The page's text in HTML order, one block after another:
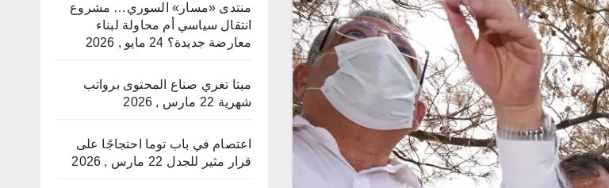
منتدى «مسار» السوري… مشروع
انتقال سياسي أم محاولة لبناء
معارضة جديدة؟ 24 مايو , 2026
ميتا تغري صناع المحتوى برواتب
شهرية 22 مارس , 2026
اعتصام في باب توما احتجاجًا على
قرار مثير للجدل 22 مارس , 2026